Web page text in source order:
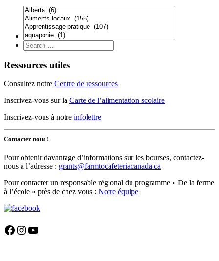
Ressources utiles
Consultez notre Centre de ressources
Inscrivez-vous sur la Carte de l’alimentation scolaire
Inscrivez-vous à notre infolettre
Contactez nous !
Pour obtenir davantage d’informations sur les bourses, contactez-
nous à l’adresse : grants@farmtocafeteriacanada.ca
Pour contacter un responsable régional du programme « De la ferme
à l’école » près de chez vous : Notre équipe
Facebook
Instagram
YouTube